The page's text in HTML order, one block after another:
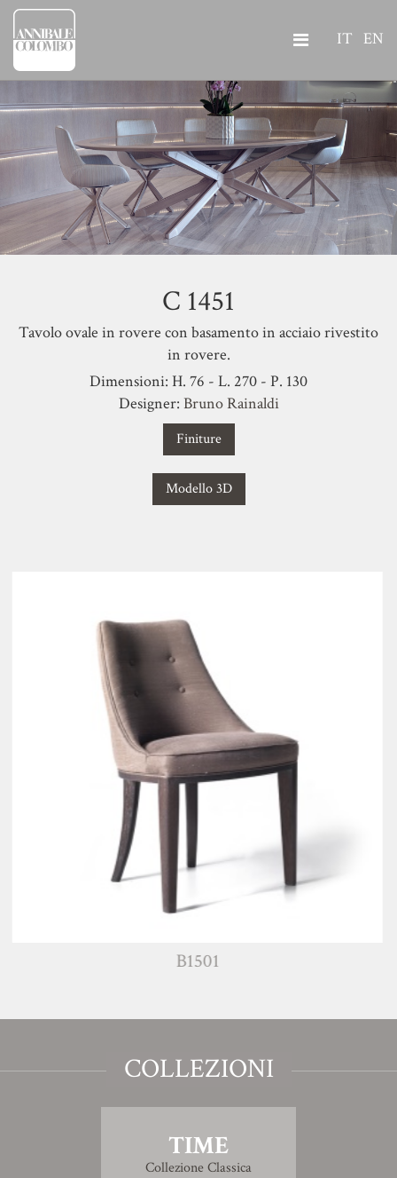
IT EN
C 1451
Tavolo ovale in rovere con basamento in acciaio rivestito
in rovere.
Dimensioni: H. 76 - L. 270 - P. 130
Designer: Bruno Rainaldi
Finiture
Modello 3D
COLLEZIONI
TIME
Collezione Classica